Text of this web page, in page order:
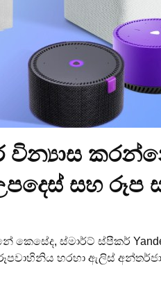
සහ රූප
ස්මාර්ට් ස්පීකර්
හරහා ඇලිස්